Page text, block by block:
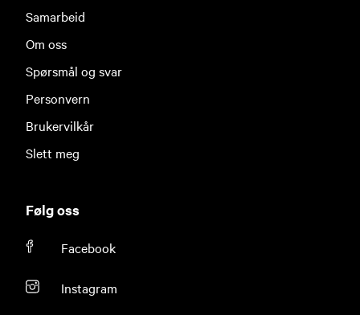
Samarbeid
Om oss
Spørsmål og svar
Personvern
Brukervilkår
Slett meg
Følg oss
Facebook
Instagram